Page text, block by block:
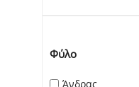
Φύλο
Άνδρας